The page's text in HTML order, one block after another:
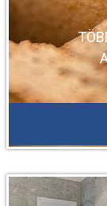
/m2
/m2